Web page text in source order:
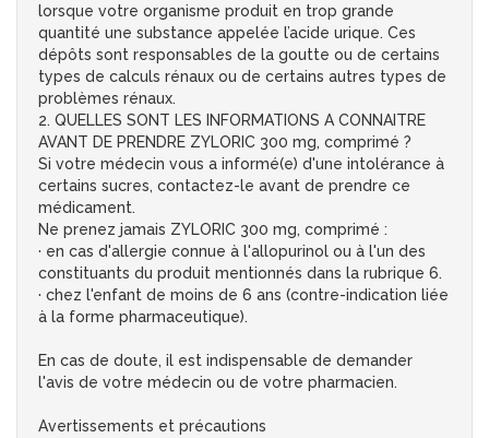
lorsque votre organisme produit en trop grande
quantité une substance appelée l’acide urique. Ces
dépôts sont responsables de la goutte ou de certains
types de calculs rénaux ou de certains autres types de
problèmes rénaux.
2. QUELLES SONT LES INFORMATIONS A CONNAITRE
AVANT DE PRENDRE ZYLORIC 300 mg, comprimé ?
Si votre médecin vous a informé(e) d'une intolérance à
certains sucres, contactez-le avant de prendre ce
médicament.
Ne prenez jamais ZYLORIC 300 mg, comprimé :
· en cas d'allergie connue à l'allopurinol ou à l'un des
constituants du produit mentionnés dans la rubrique 6.
· chez l'enfant de moins de 6 ans (contre-indication liée
à la forme pharmaceutique).
En cas de doute, il est indispensable de demander
l'avis de votre médecin ou de votre pharmacien.
Avertissements et précautions